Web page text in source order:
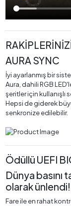
AURA SYNC
İyi ayarlanmış bir
Aura, dahili RGB
şeritler için kullanışlı
Hepsi de giderek
senkronize edilebilir.
Ödüllü UEFI
Dünya basını
olarak ünlendi!
Fare ile en rahat